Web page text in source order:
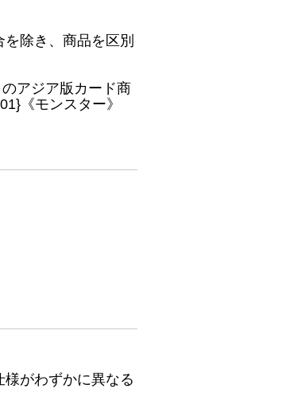
除き、商品を区別
アジア版カード商
《モンスター》
がわずかに異なる